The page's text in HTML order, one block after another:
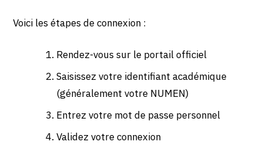
Voici les étapes de connexion :
Rendez-vous sur le portail officiel
Saisissez votre identifiant académique
(généralement votre NUMEN)
Entrez votre mot de passe personnel
Validez votre connexion